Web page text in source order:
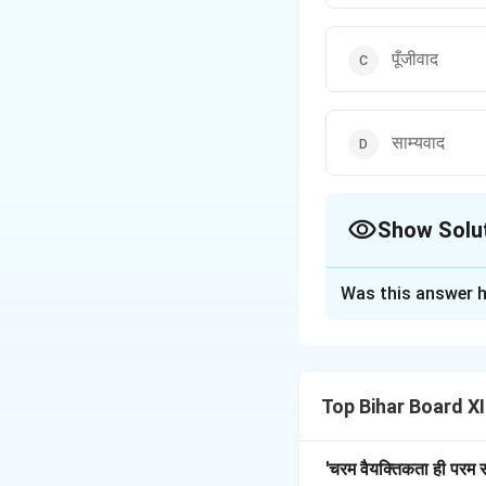
पूँजीवाद
साम्यवाद
Show
समान वितरण, जिससे
समानता और
Was this answer
Top Bihar Board
'चरम वैयक्तिकता ही परम